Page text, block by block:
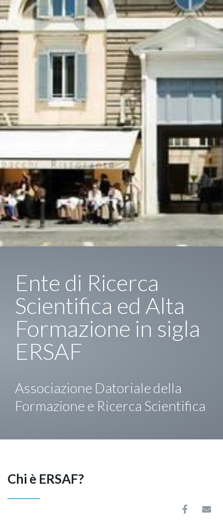
Ente di Ricerca
Scientifica ed Alta
Formazione in sigla
ERSAF
Associazione Datoriale della
Formazione e Ricerca Scientifica
Chi è ERSAF?